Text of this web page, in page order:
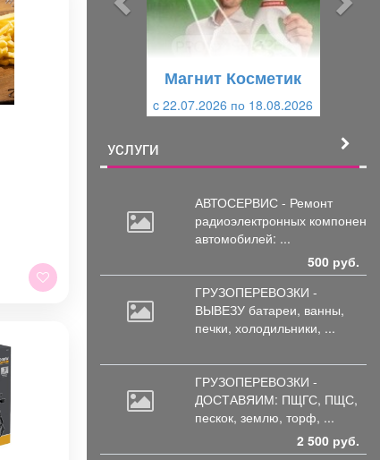
Магнит Косметик
c 22.07.2026 по 18.08.2026
УСЛУГИ
АВТОСЕРВИС - Ремонт
радиоэлектронных
автомобилей: ...
500 руб.
ГРУЗОПЕРЕВОЗКИ -
ВЫВЕЗУ батареи, ванны,
печки, холодильники, ...
ГРУЗОПЕРЕВОЗКИ -
ДОСТАВЯИМ: ПЩГС, ПЩС,
пескок, землю, торф, ...
2 500 руб.